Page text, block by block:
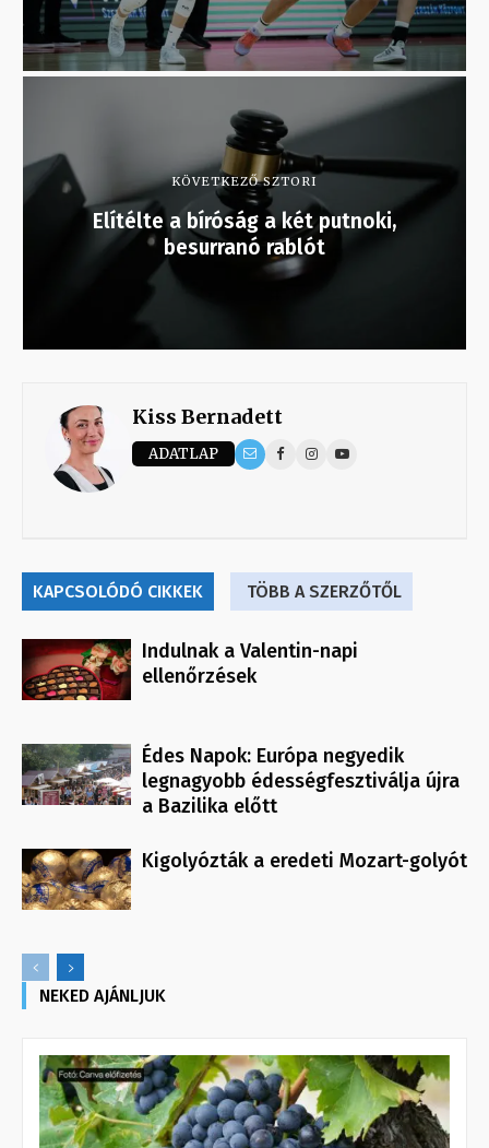
KÖVETKEZŐ SZTORI
Elítélte a bíróság a két putnoki,
besurranó rablót
Kiss Bernadett
ADATLAP
KAPCSOLÓDÓ CIKKEK TÖBB A SZERZŐTŐL
Indulnak a Valentin-napi
ellenőrzések
Édes Napok: Európa negyedik
legnagyobb édességfesztiválja újra
a Bazilika előtt
Kigolyózták a eredeti Mozart-golyót
NEKED AJÁNLJUK